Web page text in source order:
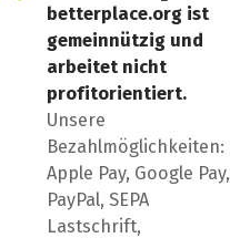
betterplace.org ist
gemeinnützig und
arbeitet nicht
profitorientiert.
Unsere
Bezahlmöglichkeiten:
Apple Pay, Google Pay,
PayPal, SEPA
Lastschrift,